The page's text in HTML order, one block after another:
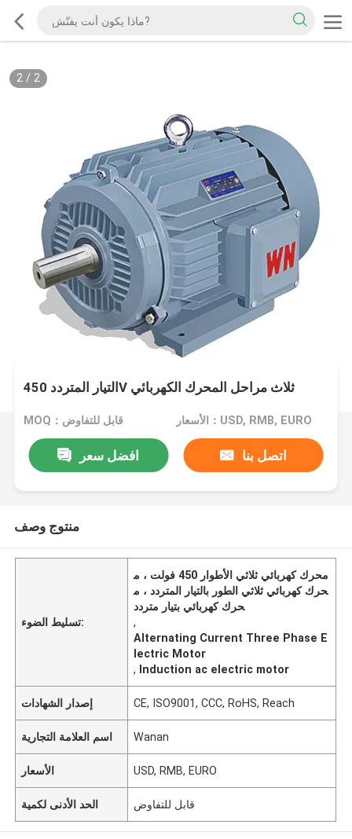
2/ 2
التيار المتردد 450V ثلاث مراحل المحرك الكهربائي
MOQ：قابل للتفاوض الأسعار：USD, RMB, EURO
افضل سعر اتصل بنا
منتوج وصف
تسليط الضوء:
محرك كهربائي ثلاثي الأطوار 450 فولت ، م
حرك كهربائي ثلاثي الطور بالتيار المتردد ، م
حرك كهربائي بتيار متردد
,
Alternating Current Three Phase E
lectric Motor
, Induction ac electric motor
إصدار الشهادات CE, ISO9001, CCC, RoHS, Reach
اسم العلامة التجارية Wanan
الأسعار USD, RMB, EURO
الحد الأدنى لكمية قابل للتفاوض